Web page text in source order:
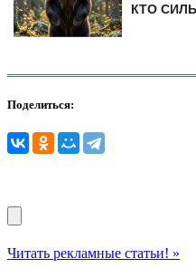
КТО
Поделиться:
Читать рекламные статьи! »